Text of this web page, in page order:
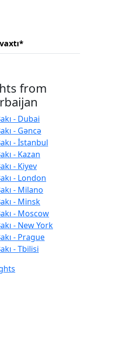
vaxtı*
from
- Dubai
- Gəncə
- İstanbul
- Kazan
- Kiyev
- London
- Milano
- Minsk
- Moscow
- New York
- Prague
- Tbilisi